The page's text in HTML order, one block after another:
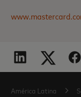
América Latina